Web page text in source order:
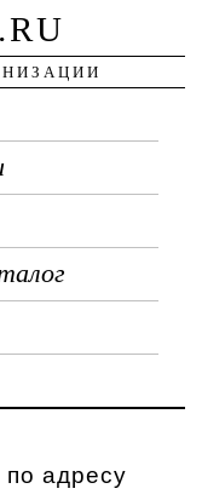
адресу